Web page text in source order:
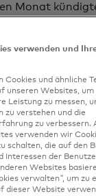
Monat
Vodafone
,
ermöglichen,
oder
dieser
ist zu
wird
verwenden und
Cookies und ähnliche
unseren Websites, um
Leistung zu messen,
zu verstehen und die
zu verbessern.
verwenden wir
schalten, die auf den
Interessen der
Websites
verwalten", um zu
dieser Website